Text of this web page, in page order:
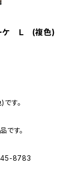
ケ Ｌ (複色)
す。
です。
8783